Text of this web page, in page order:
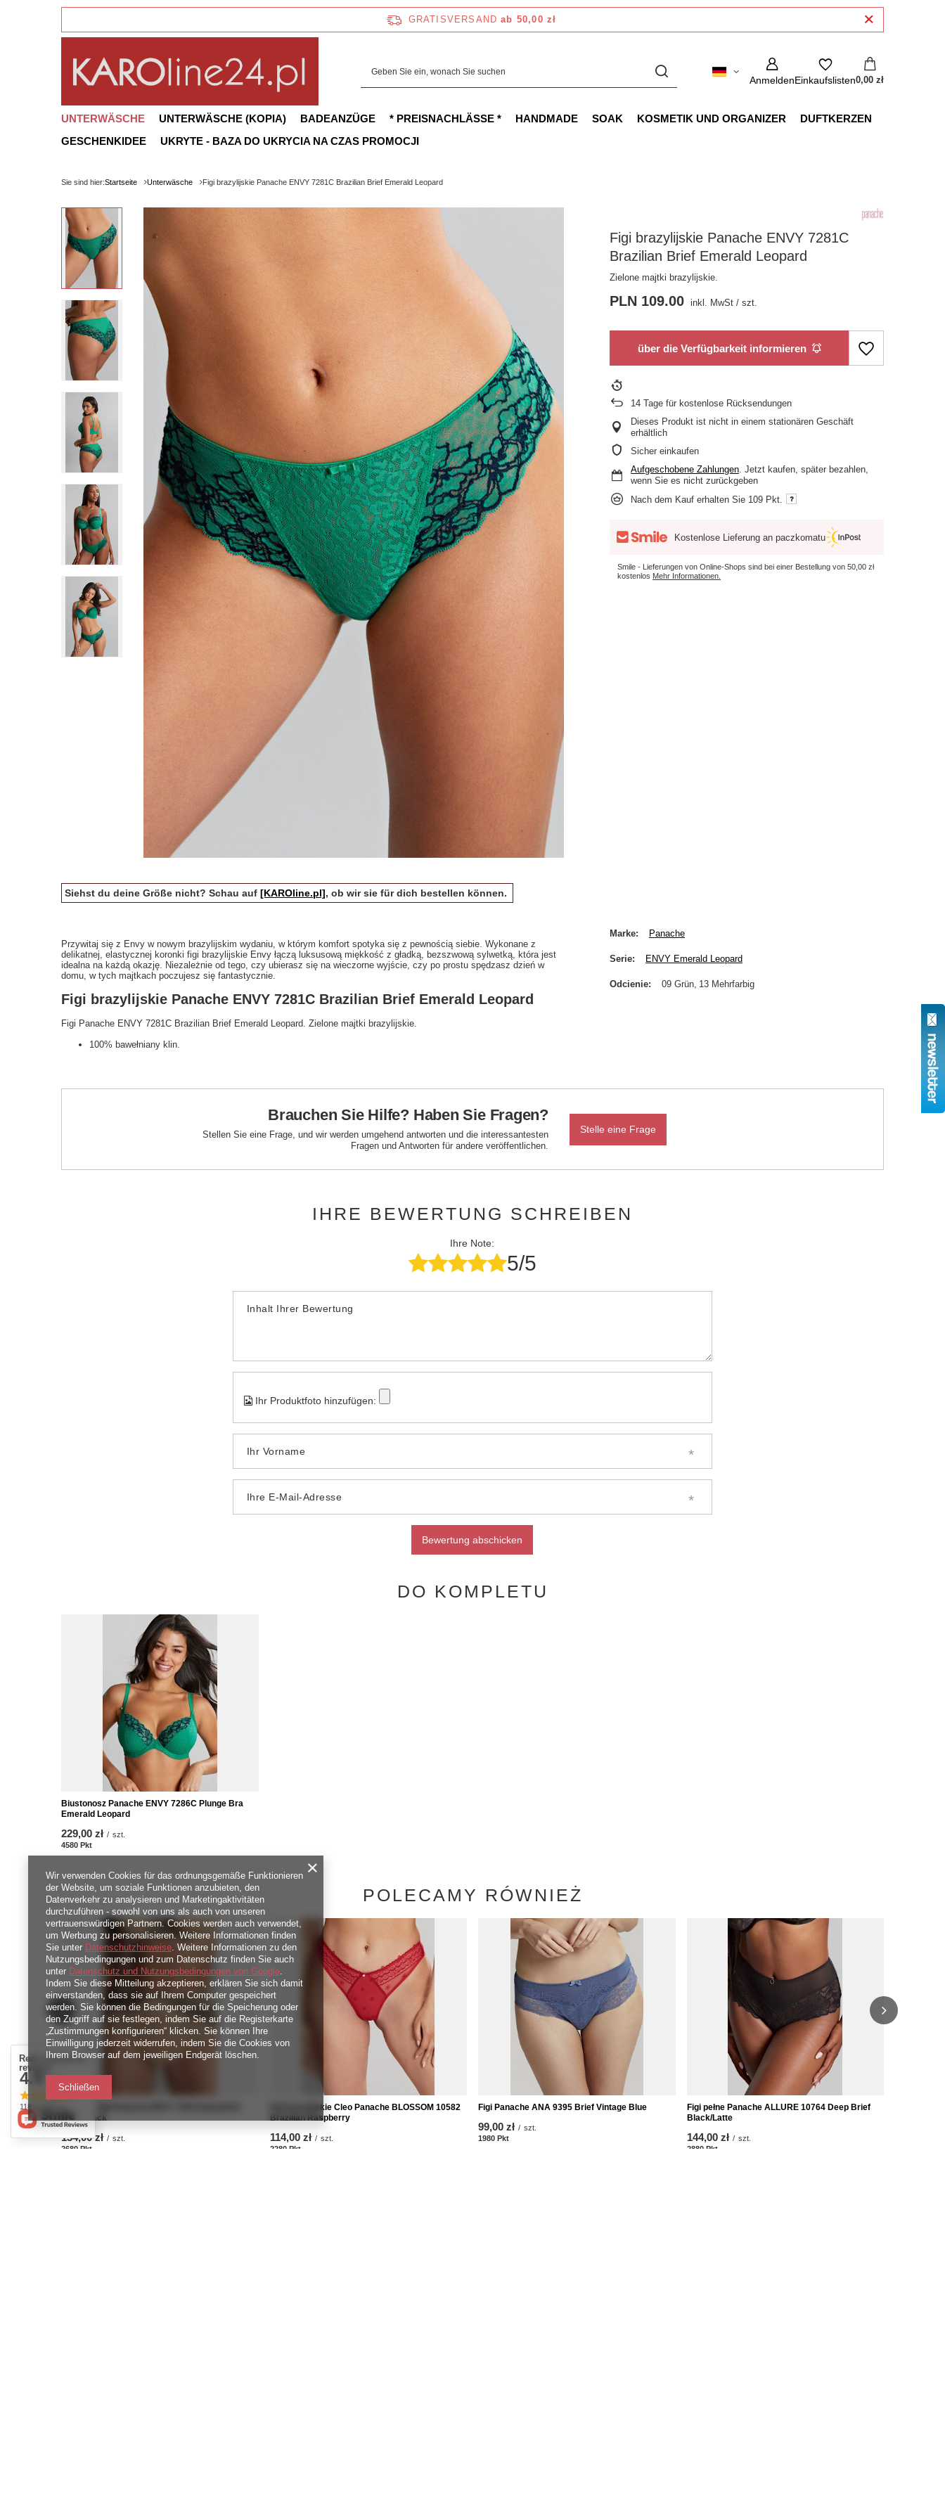
GRATISVERSAND ab 50,00 zł
AnmeldenEinkaufslisten0,00 zł
UNTERWÄSCHE UNTERWÄSCHE (KOPIA) BADEANZÜGE * PREISNACHLÄSSE * HANDMADE SOAK KOSMETIK UND ORGANIZER
DUFTKERZEN
GESCHENKIDEE
UKRYTE - BAZA DO UKRYCIA NA CZAS PROMOCJI
Sie sind hier:Startseite Unterwäsche Figi brazylijskie Panache ENVY 7281C Brazilian Brief Emerald Leopard
Figi brazylijskie Panache ENVY 7281C
Brazilian Brief Emerald Leopard
Zielone majtki brazylijskie.
PLN 109.00 inkl. MwSt /szt.
über die Verfügbarkeit informieren
14 Tage für kostenlose Rücksendungen
Dieses Produkt ist nicht in einem stationären Geschäft
erhältlich
Sicher einkaufen
Aufgeschobene Zahlungen. Jetzt kaufen, später bezahlen,
wenn Sie es nicht zurückgeben
Nach dem Kauf erhalten Sie 109 Pkt.
Kostenlose Lieferung an paczkomatu
Smile - Lieferungen von Online-Shops sind bei einer Bestellung von50,00 zł
kostenlos Mehr Informationen.
Siehst du deine Größe nicht? Schau auf [KAROline.pl], ob wir sie für dich bestellen können.
Przywitaj się z Envy w nowym brazylijskim wydaniu, w którym komfort spotyka się z pewnością siebie. Wykonane z
delikatnej, elastycznej koronki figi brazylijskie Envy łączą luksusową miękkość z gładką, bezszwową sylwetką, która jest
idealna na każdą okazję. Niezależnie od tego, czy ubierasz się na wieczorne wyjście, czy po prostu spędzasz dzień w
domu, w tych majtkach poczujesz się fantastycznie.
Figi brazylijskie Panache ENVY 7281C Brazilian Brief Emerald Leopard
Figi Panache ENVY 7281C Brazilian Brief Emerald Leopard. Zielone majtki brazylijskie.
100% bawełniany klin.
Marke Panache
Serie ENVY Emerald Leopard
Odcienie 09 Grün 13 Mehrfarbig
Brauchen Sie Hilfe? Haben Sie Fragen?
Stellen Sie eine Frage, und wir werden umgehend antworten und die interessantesten
Fragen und Antworten für andere veröffentlichen.
Stelle eine Frage
IHRE BEWERTUNG SCHREIBEN
Ihre Note:
5/5
Inhalt Ihrer Bewertung
Ihr Produktfoto hinzufügen:
Ihr Vorname
Ihre E-Mail-Adresse
Bewertung abschicken
DO KOMPLETU
Biustonosz Panache ENVY 7286C Plunge Bra
Emerald Leopard
229,00 zł / szt.
4580 Pkt
POLECAMY RÓWNIEŻ
Sand/Black
134,00 zł / szt.
2680 Pkt
Figi brazylijskie Cleo Panache BLOSSOM 10582
Brazilian Raspberry
114,00 zł / szt.
2280 PktPunkte
Figi Panache ANA 9395 Brief Vintage Blue
99,00 zł / szt.
1980 Pkt
Figi pełne Panache ALLURE 10764 Deep Brief
Black/Latte
144,00 zł / szt.
2880 PktPunkte
Real customers
reviews
4.9
118 reviews
Wir verwenden Cookies für das ordnungsgemäße Funktionieren
der Website, um soziale Funktionen anzubieten, den
Datenverkehr zu analysieren und Marketingaktivitäten
durchzuführen - sowohl von uns als auch von unseren
vertrauenswürdigen Partnern. Cookies werden auch verwendet,
um Werbung zu personalisieren. Weitere Informationen finden
Sie unter Datenschutzhinweise. Weitere Informationen zu den
Nutzungsbedingungen und zum Datenschutz finden Sie auch
unter Datenschutz und Nutzungsbedingungen von Google.
Indem Sie diese Mitteilung akzeptieren, erklären Sie sich damit
einverstanden, dass sie auf Ihrem Computer gespeichert
werden. Sie können die Bedingungen für die Speicherung oder
den Zugriff auf sie festlegen, indem Sie auf die Registerkarte
„Zustimmungen konfigurieren“ klicken. Sie können Ihre
Einwilligung jederzeit widerrufen, indem Sie die Cookies von
Ihrem Browser auf dem jeweiligen Endgerät löschen.
Schließen